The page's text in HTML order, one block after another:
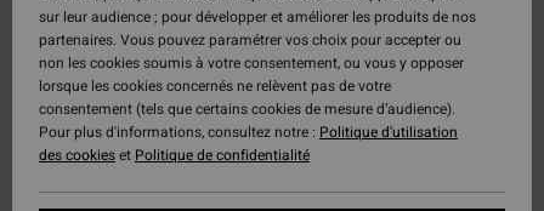
sur leur audience ; pour développer et améliorer les produits de nos
partenaires. Vous pouvez paramétrer vos choix pour accepter ou
non les cookies soumis à votre consentement, ou vous y opposer
lorsque les cookies concernés ne relèvent pas de votre
consentement (tels que certains cookies de mesure d’audience).
Pour plus d'informations, consultez notre : Politique d'utilisation
des cookieset Politique de confidentialité